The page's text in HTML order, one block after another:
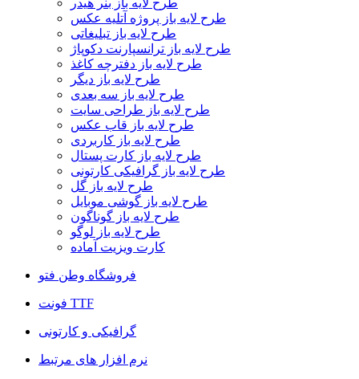
طرح لایه باز پروژه آتلیه عکس
طرح لایه باز تبلیغاتی
طرح لایه باز ترانسپارنت دکوپاژ
طرح لایه باز دفترچه کاغذ
طرح لایه باز دیگر
طرح لایه باز سه بعدی
طرح لایه باز طراحی سایت
طرح لایه باز قاب عکس
طرح لایه باز کاربردی
طرح لایه باز کارت پستال
طرح لایه باز گرافیکی کارتونی
طرح لایه باز گل
طرح لایه باز گوشی موبایل
طرح لایه باز گوناگون
طرح لایه باز لوگو
کارت ویزیت آماده
فروشگاه وطن فتو
فونت TTF
گرافیکی و کارتونی
نرم افزار های مرتبط